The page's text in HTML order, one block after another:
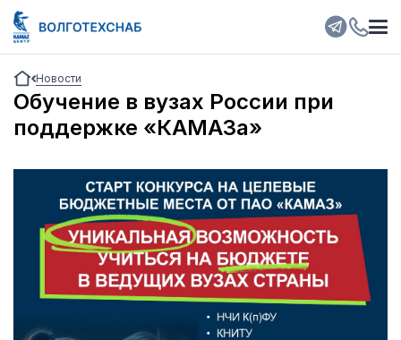
Новости
Обучение в вузах России при
поддержке «КАМАЗа»